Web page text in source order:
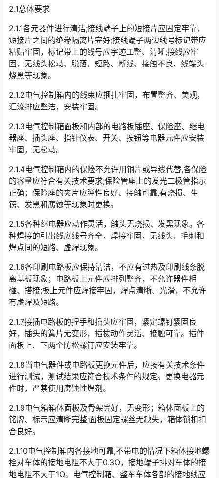
2.1总体要求
2.1.1各元器件进行清洁;接线端子上的短接片应固定牢靠，
短接片之间的绝缘隔离片完好;接线端子两边线号标记带应
粘贴牢固，标记带上的线号应字迹工整、清晰;接线应牢
固，无线头松动、脱落、短路、断线、接触不良、线端头
烧黑等现象。󠅅󠅃󠄵󠅂󠄪󠇖󠆨󠆨󠇕󠆞󠆒󠅬󠇘󠆭󠆘󠇙󠆝󠅵󠇗󠆭󠆁󠄐󠇗󠅹󠅸󠇖󠆍󠅳󠇖󠅹󠅰󠇖󠆌󠅹
2.1.2电气控制箱内的线束应捆扎牢固，布置整齐、美观，
汇流排应整洁，安装牢固。
2.1.3电气控制箱面板和内部的电路板插座、保险座、继电
器座、插头座、指针仪表、开关、按钮等电器元件应安装
牢固，无松动。
2.1.4电气控制箱内的保险不允许用铜片或导线代替,各保险
的容量应符合有关技术要求;保险管座上的发光二极管指示
正确；保险座的夹片应弹性良好、接触可靠,有烧损、生
镑、发黑和腐蚀等现象时更换。󠅅󠅃󠄵󠅂󠄪󠇖󠆨󠆨󠇕󠆞󠆒󠅬󠇘󠆭󠆘󠇙󠆝󠅵󠇗󠆭󠆁󠄐󠇗󠅹󠅸󠇖󠆍󠅳󠇖󠅹󠅰󠇖󠆌󠅹
2.1.5各种继电器应动作灵活，触头无烧损、发黑现象。各
种焊接的引出线应线号齐全，焊接牢固，无线头、毛刺和
焊点间的短路、虚焊现象。
2.1.6各印刷电路板应保持清洁，不应有过热及印刷线条脱
离基板现象；电路板上元件应排列整齐，不允许器件相
碰、搭接;板上元件应焊接牢固，焊点清晰、光滑，不允许
有虚焊及短路。󠅅󠅃󠄵󠅂󠄪󠇖󠆨󠆨󠇕󠆞󠆒󠅬󠇘󠆭󠆘󠇙󠆝󠅵󠇗󠆭󠆁󠄐󠇗󠅹󠅸󠇖󠆍󠅳󠇖󠅹󠅰󠇖󠆌󠅹
2.1.7接插电路板的捏手和插头应牢固，紧定螺钉紧固良
好，插头的簧片无变形，插拔动作灵活、接触可靠。插件
面板上、下两个防松螺钉应安装牢靠。
2.1.8当电气器件或电路板更换元件后，应按有关技术条件
进行测试，测试结果应符合技术条件的规定。更换电器元
件时，严禁使用腐蚀性焊剂。
2.1.9电气箱箱体面板及骨架完好，无变形；箱体面板上的
铭牌、标示应清晰完整;面板固定螺丝无缺失，箱体锁扣扣
合良好。
2.1.10电气控制箱内各接地可靠,不带电的情况下箱体接地螺
栓对车体的接地电阻不大于0.3Ω，接地端子排对车体的接
地电阻不大于1Ω。电气控制箱、整车车体各部的接地线应